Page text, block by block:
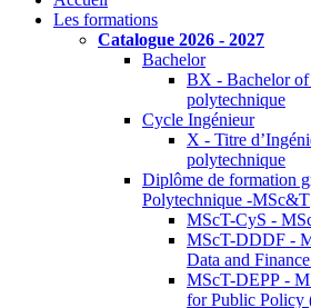
Les formations
Catalogue 2026 - 2027
Bachelor
BX - Bachelor of
polytechnique
Cycle Ingénieur
X - Titre
polytechnique
Diplôme de formation
Polytechnique -MSc&T
MScT-CyS -
MScT-DDDF -
Data and
MScT-DEPP -
for Public Policy